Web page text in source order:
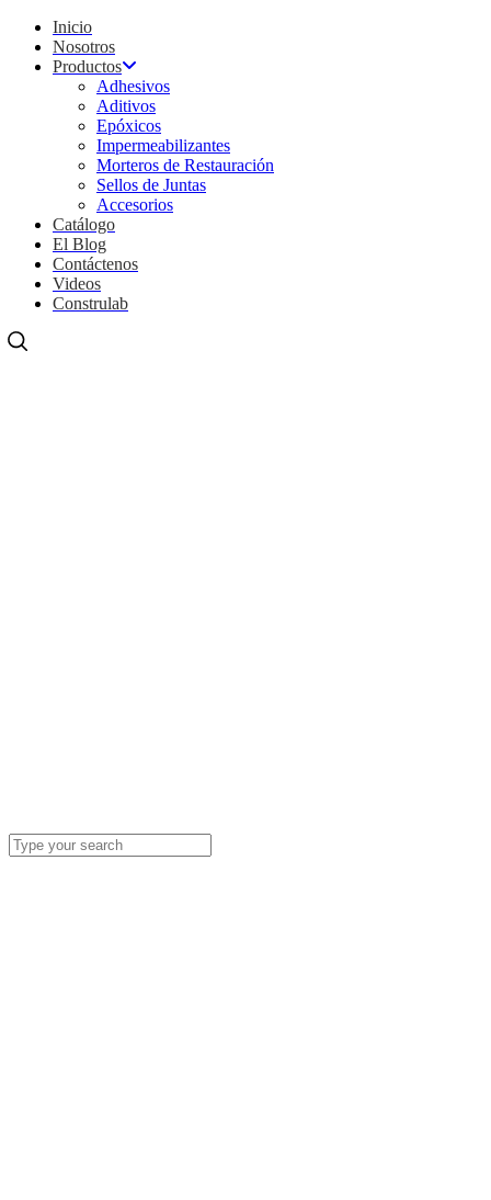
Inicio
Nosotros
Productos
Adhesivos
Aditivos
Epóxicos
Impermeabilizantes
Morteros de Restauración
Sellos de Juntas
Accesorios
Catálogo
El Blog
Contáctenos
Videos
Construlab